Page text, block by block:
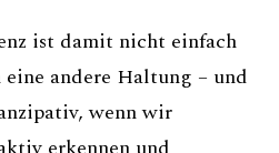
ist damit nicht einfach
eine andere Haltung – und
wenn wir